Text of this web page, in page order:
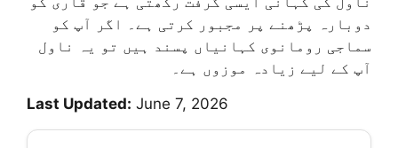
دوبارہ پڑھنے پر مجبور کرتی ہے۔ اگر آپ کو
سماجی رومانوی کہانیاں پسند ہیں تو یہ ناول
آپ کے لیے زیادہ موزوں ہے۔
Last Updated: June 7, 2026